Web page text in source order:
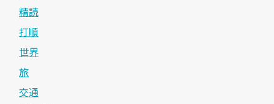
精読
打順
世界
旅
交通